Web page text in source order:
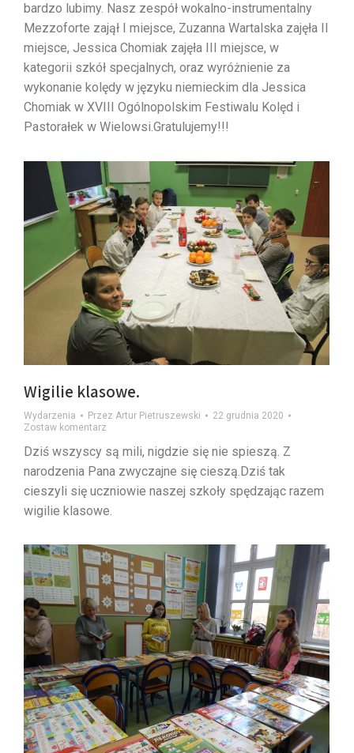
bardzo lubimy. Nasz zespół wokalno-instrumentalny
Mezzoforte zajął I miejsce, Zuzanna Wartalska zajęła II
miejsce, Jessica Chomiak zajęła III miejsce, w
kategorii szkół specjalnych, oraz wyróżnienie za
wykonanie kolędy w języku niemieckim dla Jessica
Chomiak w XVIII Ogólnopolskim Festiwalu Kolęd i
Pastorałek w Wielowsi.Gratulujemy!!!
Wigilie klasowe.
Wydarzenia Przez Artur Pietruszewski
22 grudnia 2020
Zostaw komentarz
Dziś wszyscy są mili, nigdzie się nie spieszą. Z
narodzenia Pana zwyczajne się cieszą.Dziś tak
cieszyli się uczniowie naszej szkoły spędzając razem
wigilie klasowe.